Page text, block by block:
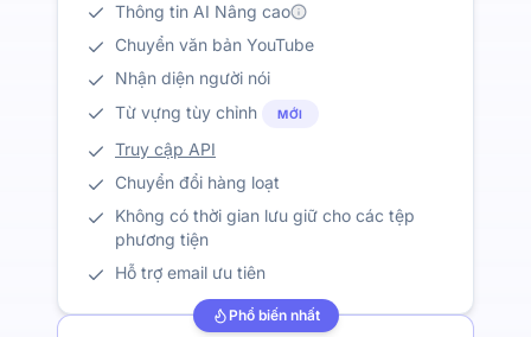
Thông tin AI Nâng cao
Chuyển văn bản YouTube
Nhận diện người nói
Từ vựng tùy chỉnh
MỚI
Truy cập API
Chuyển đổi hàng loạt
Không có thời gian lưu giữ cho các tệp
phương tiện
Hỗ trợ email ưu tiên
Phổ biến nhất